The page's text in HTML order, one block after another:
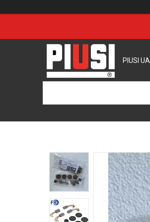
PIUSI UA